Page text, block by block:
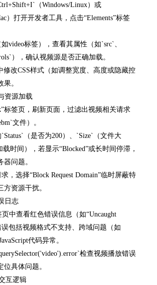
（Windows/Linux）或
）打开开发者工具，点击“Elements”标签
video标签），查看其属性（如`src`、
），确认视频源是否正确加载。
修改CSS样式（如调整宽度、高度或隐藏控
。
资源加载
标签页，刷新页面，过滤出视频相关请求
文件）。
（是否为200）、`Size`（文件大
时间），若显示“Blocked”或长时间停滞，
问题。
，选择“Block Request Domain”临时屏蔽特
方资源干扰。
日志
页中查看红色错误信息（如“Uncaught
包括视频格式不支持、跨域问题（如
代码异常。
检查视频播放错误
具体问题。
互逻辑